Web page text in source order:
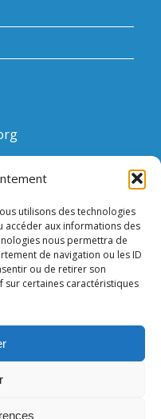
utilisons des technologies
accéder aux informations des
nous permettra de
de navigation ou les ID
ou de retirer son
sur certaines caractéristiques
un message, on
Theme by Kriesi